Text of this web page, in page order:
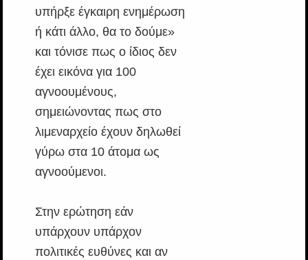
υπήρξε έγκαιρη ενημέρωση
ή κάτι άλλο, θα το δούμε»
και τόνισε πως ο ίδιος δεν
έχει εικόνα για 100
αγνοουμένους,
σημειώνοντας πως στο
λιμεναρχείο έχουν δηλωθεί
γύρω στα 10 άτομα ως
αγνοούμενοι.
Στην ερώτηση εάν
υπάρχουν υπάρχον
πολιτικές ευθύνες και αν